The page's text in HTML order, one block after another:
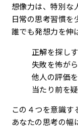
想像力は、特別な
日常の思考習慣を
誰でも発想力を伸
正解を探し
失敗を怖が
他人の評価
当たり前を
この４つを意識す
あなたの思考の幅